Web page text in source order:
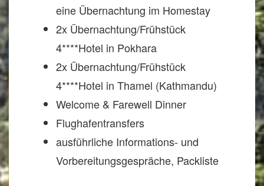
eine Übernachtung im Homestay
2x Übernachtung/Frühstück
4****Hotel in Pokhara
2x Übernachtung/Frühstück
4****Hotel in Thamel (Kathmandu)
Welcome & Farewell Dinner
Flughafentransfers
ausführliche Informations- und
Vorbereitungsgespräche, Packliste